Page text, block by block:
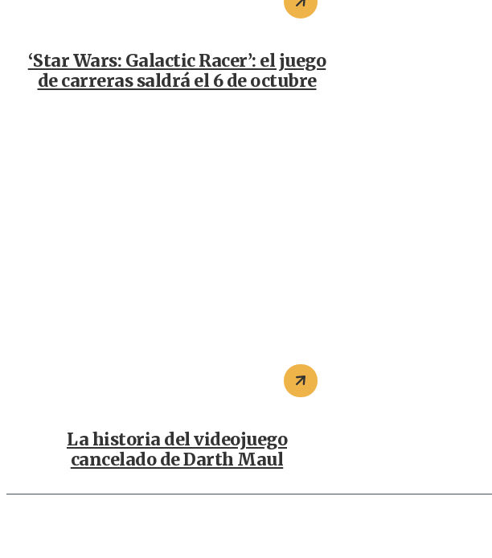
‘Star Wars: Galactic Racer’: el juego
de carreras saldrá el 6 de octubre
La historia del videojuego
cancelado de Darth Maul